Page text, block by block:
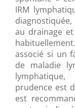
IRM
au drainage
associé si un
de maladie
prudence est
est